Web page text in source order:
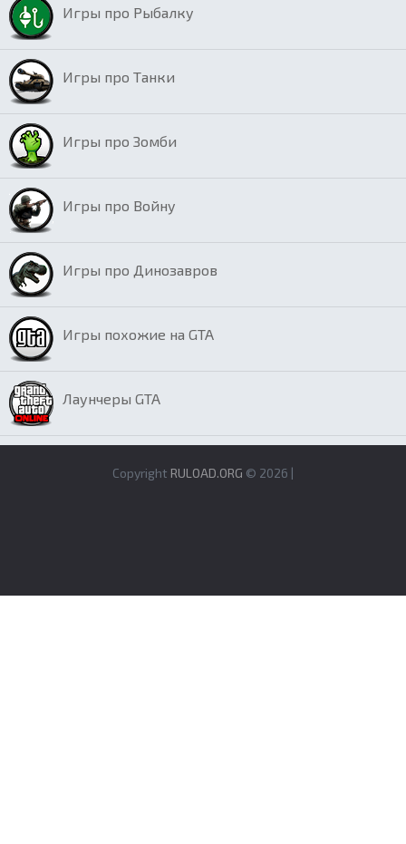
Игры про Рыбалку
Игры про Танки
Игры про Зомби
Игры про Войну
Игры про Динозавров
Игры похожие на GTA
Лаунчеры GTA
Copyright RULOAD.ORG © 2026 |